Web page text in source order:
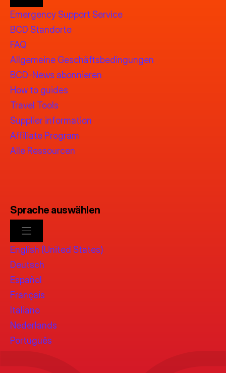
Emergency Support Service
BCD Standorte
FAQ
Allgemeine Geschäftsbedingungen
BCD-News abonnieren
How to guides
Travel Tools
Supplier information
Affiliate Program
Alle Ressourcen
Sprache auswählen
English (United States)
Deutsch
Español
Français
Italiano
Nederlands
Português